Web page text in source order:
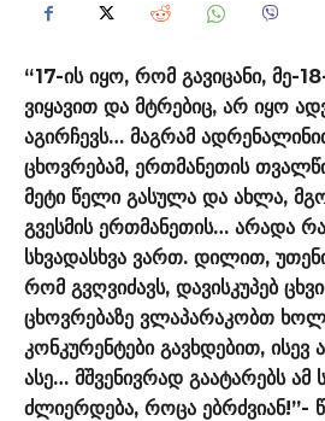
“17-ის იყო, რომ გავიცანი, მე-
ვიყავით და მტრებიც, არ იყო
აგირჩევს… მაგრამ
ცხოვრებამ, ერთმანეთის
მეტი წელი გასულა და ახლა,
გვესმის ერთმანეთის… არადა
სხვადასხვა ვართ. დილით,
რომ გვღვიძავს, დავისკუპებ
ცხოვრებაზე ვლაპარაკობთ
კონკურენტები გავხდებით,
ასე… მშვენივრად გაატარებს ამ
ძლიერდება, როცა ებრძვიან!”-